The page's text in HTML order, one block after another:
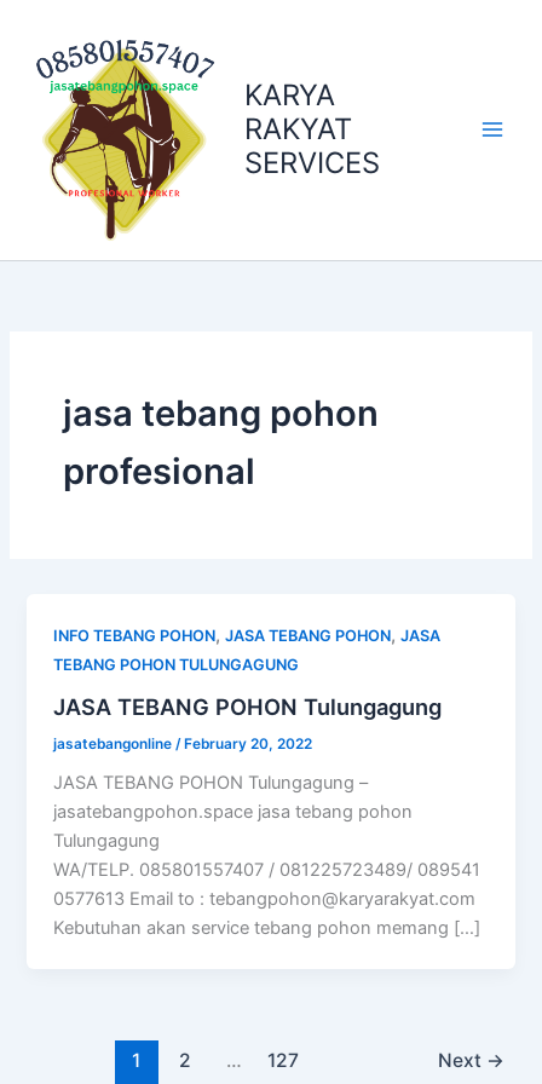
content
KARYA
RAKYAT
SERVICES
jasa tebang pohon
profesional
INFO TEBANG POHON,JASA TEBANG POHON,JASA
TEBANG POHON TULUNGAGUNG
JASA TEBANG POHON Tulungagung
jasatebangonline /February 20, 2022
JASA TEBANG POHON Tulungagung –
jasatebangpohon.space jasa tebang pohon
Tulungagung
WA/TELP. 085801557407 / 081225723489/ 089541
0577613 Email to :tebangpohon@karyarakyat.com
Kebutuhan akan service tebang pohon memang […]
1 2 … 127 Next →